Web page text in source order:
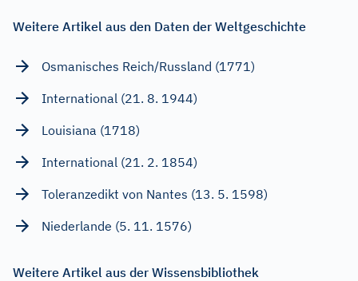
Weitere Artikel aus den Daten der Weltgeschichte
Osmanisches Reich/Russland (1771)
International (21. 8. 1944)
Louisiana (1718)
International (21. 2. 1854)
Toleranzedikt von Nantes (13. 5. 1598)
Niederlande (5. 11. 1576)
Weitere Artikel aus der Wissensbibliothek